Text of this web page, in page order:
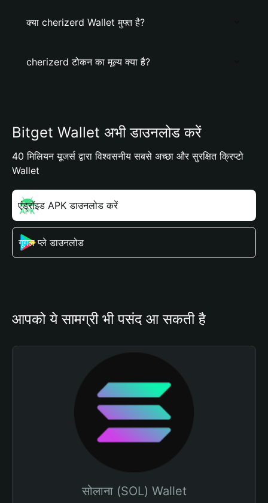
क्या cherizerd Wallet मुफ्त है?
cherizerd टोकन का मूल्य क्या है?
Bitget Wallet अभी डाउनलोड करें
40 मिलियन यूजर्स द्वारा विश्वसनीय सबसे अच्छा और सुरक्षित क्रिप्टो
Wallet
एंड्रॉइड APK डाउनलोड करें
गूगल प्ले डाउनलोड
आपको ये सामग्री भी पसंद आ सकती है
सोलाना (SOL) Wallet